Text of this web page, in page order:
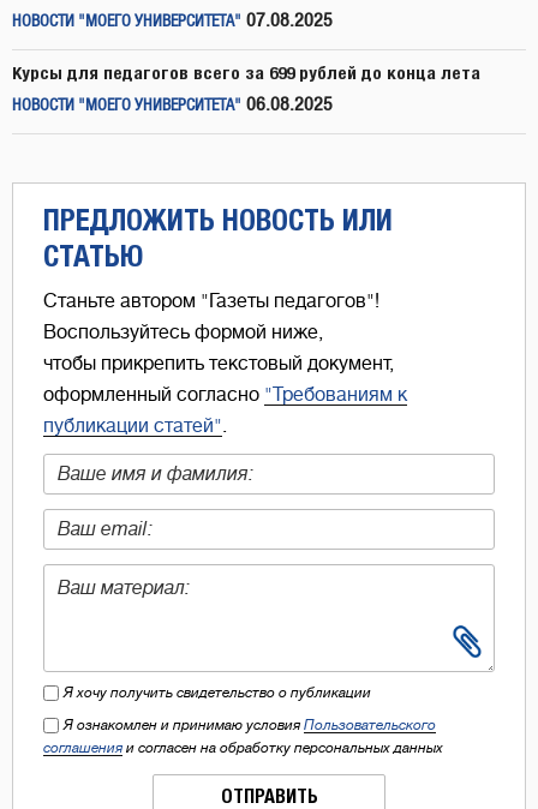
НОВОСТИ "МОЕГО УНИВЕРСИТЕТА" 07.08.2025
Курсы для педагогов всего за 699 рублей до конца лета
НОВОСТИ "МОЕГО УНИВЕРСИТЕТА" 06.08.2025
ПРЕДЛОЖИТЬ НОВОСТЬ ИЛИ
СТАТЬЮ
Станьте автором "Газеты педагогов"!
Воспользуйтесь формой ниже,
чтобы прикрепить текстовый документ,
оформленный согласно "Требованиям к
публикации статей"
Я хочу получить свидетельство о публикации
Я ознакомлен и принимаю условия Пользовательского
соглашения и согласен на обработку персональных данных
ОТПРАВИТЬ